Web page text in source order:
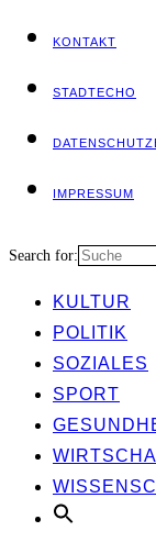
KON­TAKT
STADT­ECHO
IMPRES­SUM
Search for:
KUL­TUR
POLI­TIK
SOZIA­LES
SPORT